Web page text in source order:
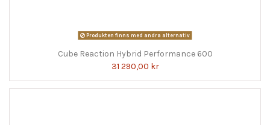
Produkten finns med andra alternativ
Cube Reaction Hybrid Performance 600
31 290,00 kr